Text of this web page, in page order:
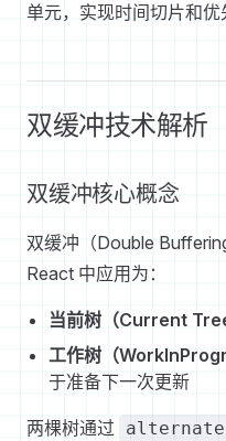
单元，实现时间切片和优
双缓冲技术解析
双缓冲核心概念
双缓冲（Double
React 中应用为：
当前树（Current Tree
工作树（
于准备下一次更新
两棵树通过 alternate